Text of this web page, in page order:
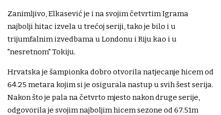
Zanimljivo, Elkasević je i na svojim četvrtim Igrama
najbolji hitac izvela u trećoj seriji, tako je bilo i u
trijumfalnim izvedbama u Londonu i Riju kao i u
"nesretnom" Tokiju.
Hrvatska je šampionka dobro otvorila natjecanje hicem od
64.25 metara kojim si je osigurala nastup u svih šest serija.
Nakon što je pala na četvrto mjesto nakon druge serije,
odgovorila je svojim najboljim hicem sezone od 67.51m